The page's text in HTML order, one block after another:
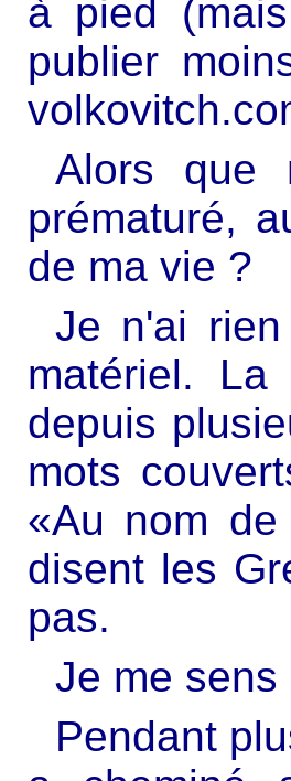
à pied
publier
Alors que
prématuré,
de ma vie ?
Je n'ai rien
matériel.
depuis
mots
«Au nom
disent les
pas.
Je me sens
Pendant